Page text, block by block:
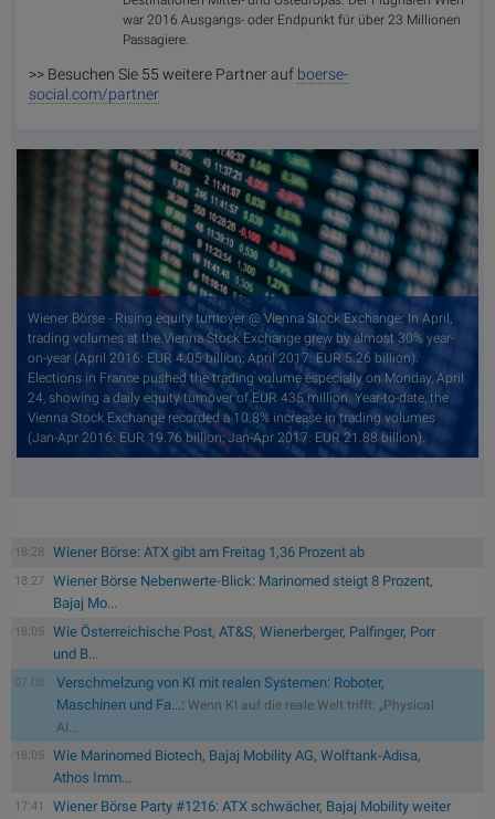
war 2016 Ausgangs- oder Endpunkt für über 23 Millionen
Passagiere.
>> Besuchen Sie 55 weitere Partner auf boerse-
social.com/partner
Wiener Börse - Rising equity turnover @ Vienna Stock Exchange: In April,
trading volumes at the Vienna Stock Exchange grew by almost 30% year-
on-year (April 2016: EUR 4.05 billion; April 2017: EUR 5.26 billion).
Elections in France pushed the trading volume especially on Monday, April
24, showing a daily equity turnover of EUR 435 million. Year-to-date, the
Vienna Stock Exchange recorded a 10.8% increase in trading volumes
(Jan-Apr 2016: EUR 19.76 billion; Jan-Apr 2017: EUR 21.88 billion).
18:28 Wiener Börse: ATX gibt am Freitag 1,36 Prozent ab
18:27
Wiener Börse Nebenwerte-Blick: Marinomed steigt 8 Prozent,
Bajaj Mo...
18:05
Wie Österreichische Post, AT&S, Wienerberger, Palfinger, Porr
und B...
07.08.
Verschmelzung von KI mit realen Systemen: Roboter,
Maschinen und Fa...: Wenn KI auf die reale Welt trifft: „Physical
AI...
18:05
Wie Marinomed Biotech, Bajaj Mobility AG, Wolftank-Adisa,
Athos Imm...
17:41
Wiener Börse Party #1216: ATX schwächer, Bajaj Mobility weiter